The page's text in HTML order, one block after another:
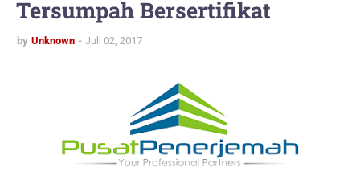
Tersumpah Bersertifikat
by Unknown Juli 02, 2017